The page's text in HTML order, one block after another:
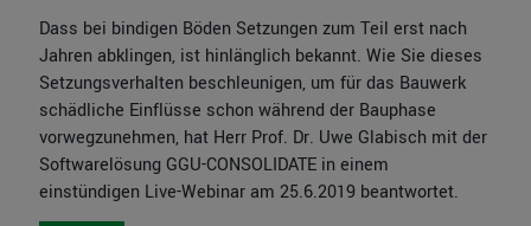
Dass bei bindigen Böden Setzungen zum Teil erst nach
Jahren abklingen, ist hinlänglich bekannt. Wie Sie dieses
Setzungsverhalten beschleunigen, um für das Bauwerk
schädliche Einflüsse schon während der Bauphase
vorwegzunehmen, hat Herr Prof. Dr. Uwe Glabisch mit der
Softwarelösung GGU-CONSOLIDATE in einem
einstündigen Live-Webinar am 25.6.2019 beantwortet.